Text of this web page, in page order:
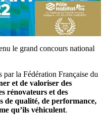
le grand concours national
par la Fédération Française du
et de valoriser des
rénovateurs et des
de qualité, de performance,
qu’ils véhiculent.